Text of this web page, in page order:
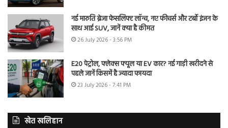
नई मारुति ब्रेजा फेसलिफ्ट लॉन्च, नए फीचर्स और टर्बो इंजन के
साथ आई SUV, जानें क्या है कीमत
26 July 2026 - 3:56 PM
E20 पेट्रोल, फ्लेक्स फ्यूल या EV कार? नई गाड़ी खरीदने से
पहले जानें किसमें है ज्यादा फायदा
23 July 2026 - 7:41 PM
खेत खलिहान